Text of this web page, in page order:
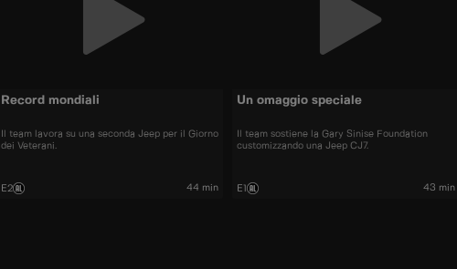
Record mondiali
Il team lavora su una seconda Jeep per il Giorno
dei Veterani.
E2 44 min
Un omaggio speciale
Il team sostiene la Gary Sinise Foundation
customizzando una Jeep CJ7.
E1 43 min